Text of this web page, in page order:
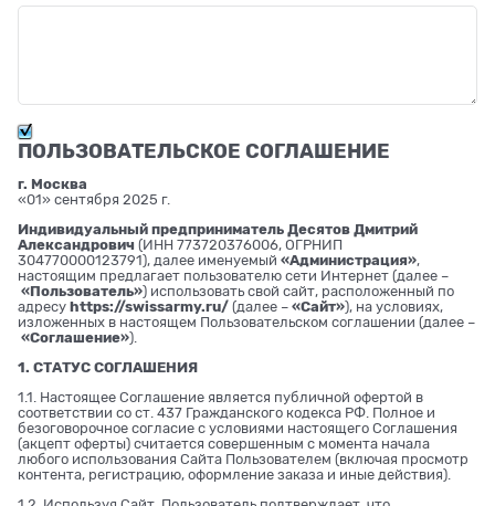
ПОЛЬЗОВАТЕЛЬСКОЕ СОГЛАШЕНИЕ
г. Москва
«01» сентября 2025 г.
Индивидуальный предприниматель Десятов Дмитрий
Александрович (ИНН 773720376006, ОГРНИП
304770000123791), далее именуемый «Администрация»,
настоящим предлагает пользователю сети Интернет (далее –
«Пользователь») использовать свой сайт, расположенный по
адресу https://swissarmy.ru/ (далее – «Сайт»), на условиях,
изложенных в настоящем Пользовательском соглашении (далее –
«Соглашение»).
1. СТАТУС СОГЛАШЕНИЯ
1.1. Настоящее Соглашение является публичной офертой в
соответствии со ст. 437 Гражданского кодекса РФ. Полное и
безоговорочное согласие с условиями настоящего Соглашения
(акцепт оферты) считается совершенным с момента начала
любого использования Сайта Пользователем (включая просмотр
контента, регистрацию, оформление заказа и иные действия).